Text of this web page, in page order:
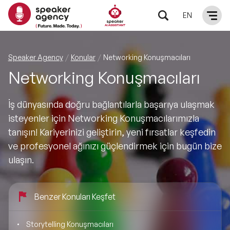
EN
Yerel Konuşmacılar
Global Konuşmacılar
Exclusive Konuşmacılar
Tüm Konuşmacılar
KONULAR
Öne Çıkan Konular
Exclusive Konuşmacılarımız
Ünlü Konuşmacılar
İlham Veren Konuşmacılar
İlham Veren Kadın Konuşmacılar
ÇÖZÜMLER
Keynote & Konuşma
Master Class Workshop
Akış Sunumu & Moderasyon
INFLUENCER
HAKKIMIZDA
Speaker Agency Konular Networking Konuşmacıları
Networking Konuşmacıları
İş dünyasında doğru bağlantılarla başarıya ulaşmak
isteyenler için Networking Konuşmacılarımızla
tanışın! Kariyerinizi geliştirin, yeni fırsatlar keşfedin
ve profesyonel ağınızı güçlendirmek için bugün bize
ulaşın.
Benzer Konuları Keşfet
Storytelling Konuşmacıları